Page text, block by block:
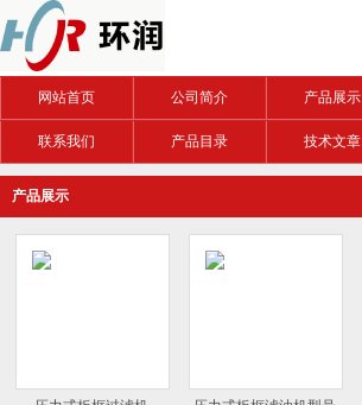
网站首页 公司简介 产品展示
联系我们 产品目录 技术文章
产品展示